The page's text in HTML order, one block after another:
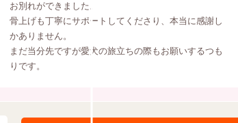
お別れができました。
骨上げも丁寧にサポートしてくださり、本当に感謝し
かありません。
まだ当分先ですが愛犬の旅立ちの際もお願いするつも
りです。